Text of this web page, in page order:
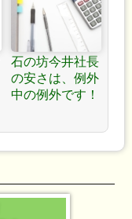
石の坊今井社長
の安さは、例外
中の例外です！